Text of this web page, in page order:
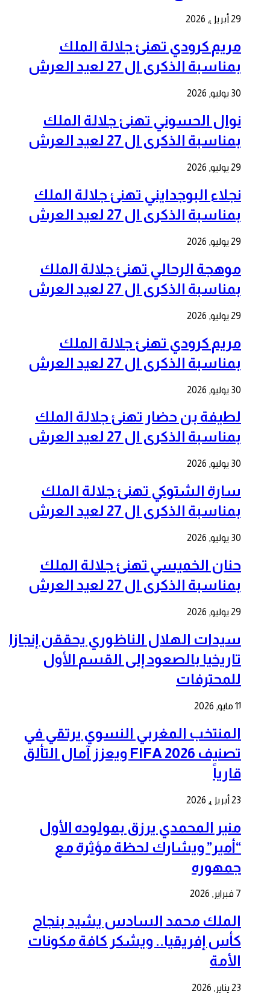
29 أبريل, 2026
مريم كرودي تهنئ جلالة الملك
بمناسبة الذكرى ال 27 لعيد العرش
30 يوليو, 2026
نوال الحسوني تهنئ جلالة الملك
بمناسبة الذكرى ال 27 لعيد العرش
29 يوليو, 2026
نجلاء البوجدايني تهنئ جلالة الملك
بمناسبة الذكرى ال 27 لعيد العرش
29 يوليو, 2026
موهجة الرحالي تهنئ جلالة الملك
بمناسبة الذكرى ال 27 لعيد العرش
29 يوليو, 2026
مريم كرودي تهنئ جلالة الملك
بمناسبة الذكرى ال 27 لعيد العرش
30 يوليو, 2026
لطيفة بن حضار تهنئ جلالة الملك
بمناسبة الذكرى ال 27 لعيد العرش
30 يوليو, 2026
سارة الشتوكي تهنئ جلالة الملك
بمناسبة الذكرى ال 27 لعيد العرش
30 يوليو, 2026
حنان الخميسي تهنئ جلالة الملك
بمناسبة الذكرى ال 27 لعيد العرش
29 يوليو, 2026
سيدات الهلال الناظوري يحققن إنجازا
تاريخيا بالصعود إلى القسم الأول
للمحترفات
11 مايو, 2026
المنتخب المغربي النسوي يرتقي في
تصنيف FIFA 2026 ويعزز آمال التألق
قارياً
23 أبريل, 2026
منير المحمدي يرزق بمولوده الأول
“أمير” ويشارك لحظة مؤثرة مع
جمهوره
7 فبراير, 2026
الملك محمد السادس يشيد بنجاح
كأس إفريقيا.. ويشكر كافة مكونات
الأمة
23 يناير, 2026